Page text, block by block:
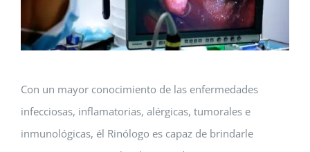
Con un mayor conocimiento de las enfermedades
infecciosas, inflamatorias, alérgicas, tumorales e
inmunológicas, él Rinólogo es capaz de brindarle